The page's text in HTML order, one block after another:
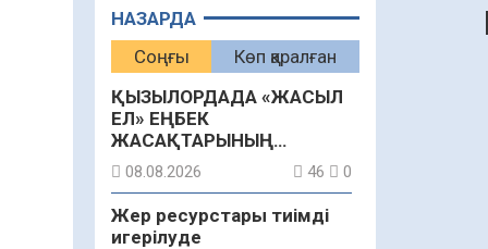
НАЗАРДА
Соңғы
Көп қаралған
ҚЫЗЫЛОРДАДА «ЖАСЫЛ
ЕЛ» ЕҢБЕК
ЖАСАҚТАРЫНЫҢ
ҚАТЫСУЫМЕН
ЭКОЛОГИЯЛЫҚ СЕНБІЛІК
ӨТТІ
08.08.2026 46 0
Жер ресурстары тиімді
игерілуде